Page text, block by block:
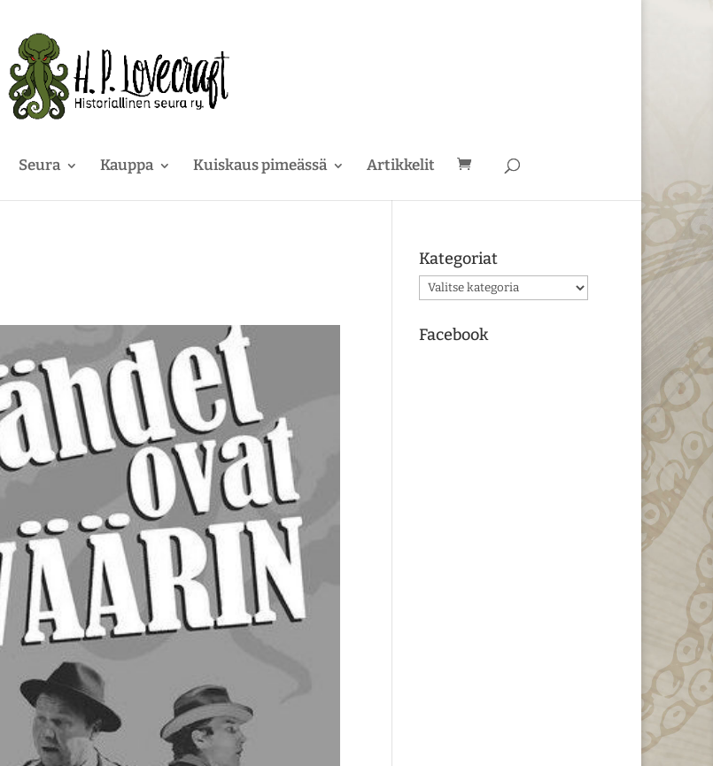
Seura Kauppa Kuiskaus pimeässä Artikkelit
Kategoriat
Kategoriat
Facebook